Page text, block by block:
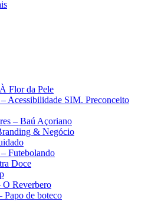
Flor da Pele
Acessibilidade SIM. Preconceito
– Baú Açoriano
& Negócio
Futebolando
Doce
O Reverbero
Papo de boteco